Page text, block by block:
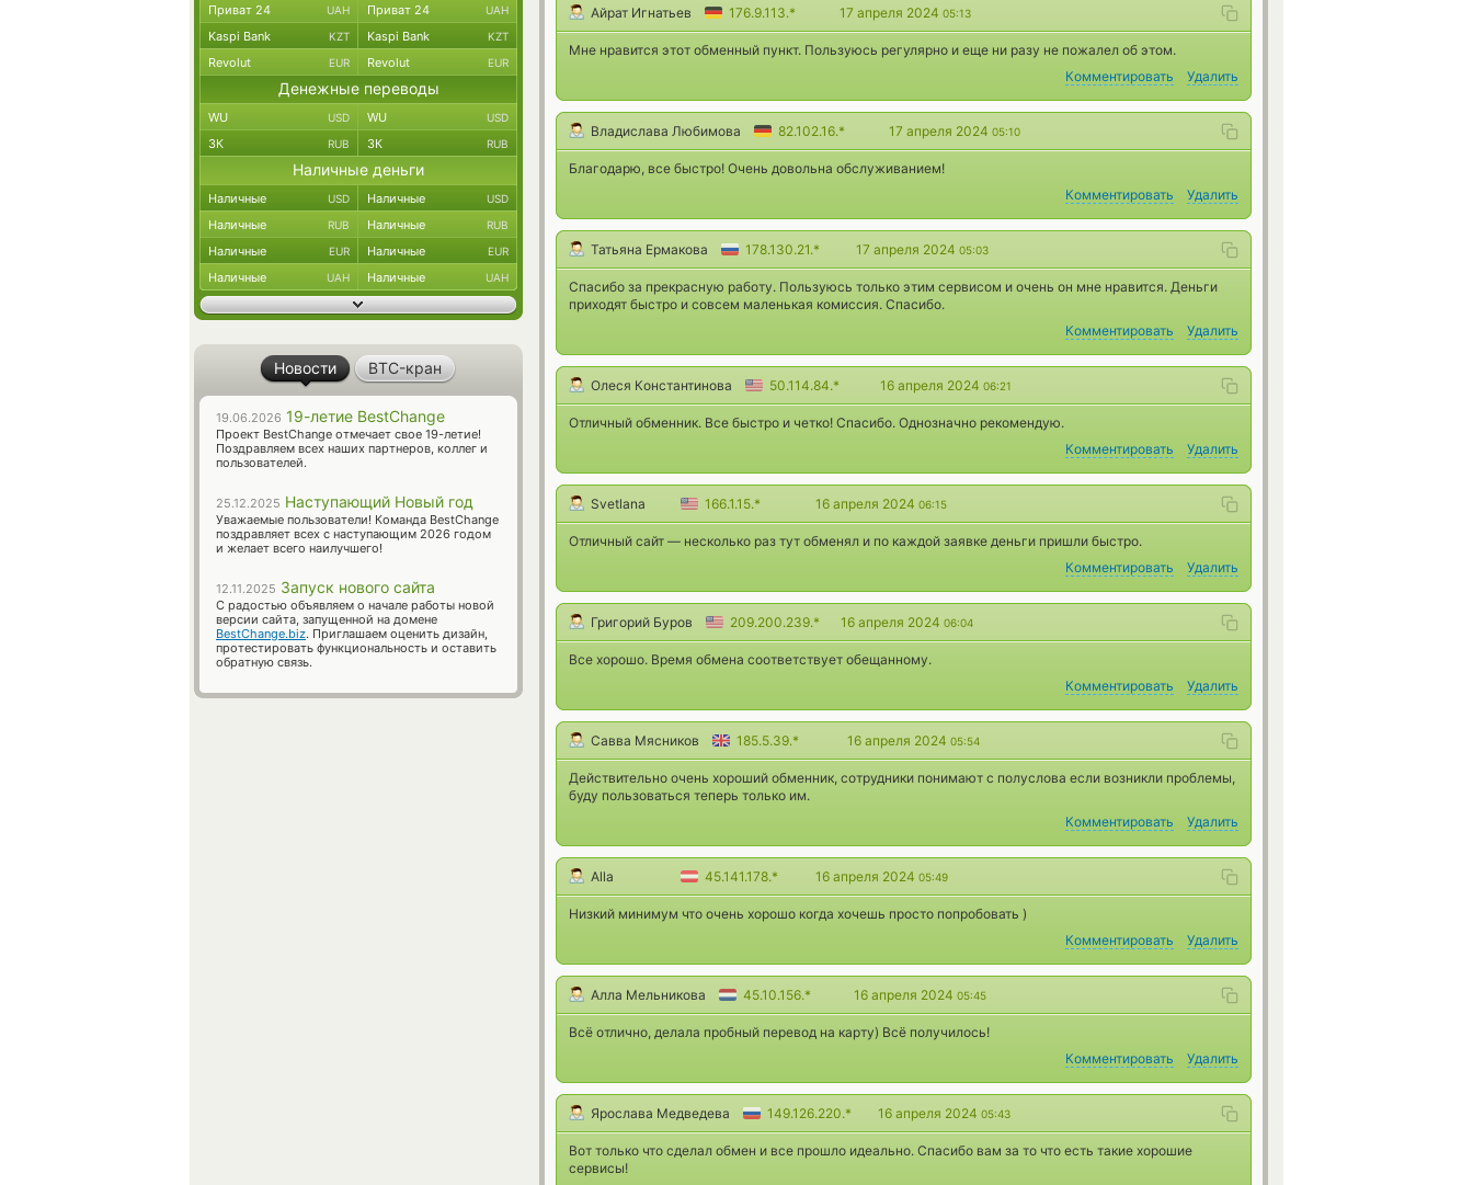
Айрат Игнатьев 176.9.113.* 17 апреля 2024 05:13
Мне нравится этот обменный пункт. Пользуюсь регулярно и еще ни разу не пожалел об этом.
Комментировать
Удалить
Владислава Любимова 82.102.16.* 17 апреля 2024 05:10
Благодарю, все быстро! Очень довольна обслуживанием!
Комментировать
Удалить
Татьяна Ермакова 178.130.21.* 17 апреля 2024 05:03
Спасибо за прекрасную работу. Пользуюсь только этим сервисом и очень он мне нравится. Деньги
приходят быстро и совсем маленькая комиссия. Спасибо.
Комментировать
Удалить
Олеся Константинова 50.114.84.* 16 апреля 2024 06:21
Отличный обменник. Все быстро и четко! Спасибо. Однозначно рекомендую.
Комментировать
Удалить
Svetlana 166.1.15.* 16 апреля 2024 06:15
Отличный сайт — несколько раз тут обменял и по каждой заявке деньги пришли быстро.
Комментировать
Удалить
Григорий Буров 209.200.239.* 16 апреля 2024 06:04
Все хорошо. Время обмена соответствует обещанному.
Комментировать
Удалить
Савва Мясников 185.5.39.* 16 апреля 2024 05:54
Действительно очень хороший обменник, сотрудники понимают с полуслова если возникли проблемы,
буду пользоваться теперь только им.
Комментировать
Удалить
Alla 45.141.178.* 16 апреля 2024 05:49
Низкий минимум что очень хорошо когда хочешь просто попробовать )
Комментировать
Удалить
Алла Мельникова 45.10.156.* 16 апреля 2024 05:45
Всё отлично, делала пробный перевод на карту) Всё получилось!
Комментировать
Удалить
Ярослава Медведева 149.126.220.* 16 апреля 2024 05:43
Вот только что сделал обмен и все прошло идеально. Спасибо вам за то что есть такие хорошие
сервисы!
Приват 24 UAH Приват 24 UAH
Kaspi Bank KZT Kaspi Bank KZT
Revolut EUR Revolut EUR
Денежные переводы
WU USD WU USD
ЗК RUB ЗК RUB
Наличные деньги
Наличные USD Наличные USD
Наличные RUB Наличные RUB
Наличные EUR Наличные EUR
Наличные UAH Наличные UAH
Новости BTC-кран
19.06.2026 19-летие BestChange
Проект BestChange отмечает свое 19-летие!
Поздравляем всех наших партнеров, коллег и
пользователей.
25.12.2025 Наступающий Новый год
Уважаемые пользователи! Команда BestChange
поздравляет всех с наступающим 2026 годом
и желает всего наилучшего!
12.11.2025 Запуск нового сайта
С радостью объявляем о начале работы новой
версии сайта, запущенной на домене
BestChange.biz. Приглашаем оценить дизайн,
протестировать функциональность и оставить
обратную связь.